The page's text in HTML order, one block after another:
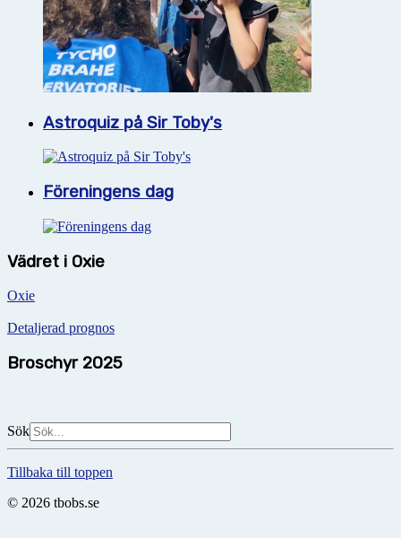
Astroquiz på Sir Toby's
Föreningens dag
Vädret i Oxie
Oxie
Detaljerad prognos
Broschyr 2025
Sök
Tillbaka till toppen
© 2026 tbobs.se